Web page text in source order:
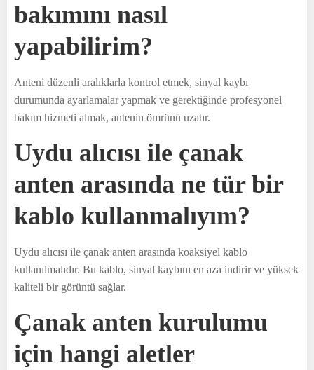
bakımını nasıl
yapabilirim?
Anteni düzenli aralıklarla kontrol etmek, sinyal kaybı
durumunda ayarlamalar yapmak ve gerektiğinde profesyonel
bakım hizmeti almak, antenin ömrünü uzatır.
Uydu alıcısı ile çanak
anten arasında ne tür bir
kablo kullanmalıyım?
Uydu alıcısı ile çanak anten arasında koaksiyel kablo
kullanılmalıdır. Bu kablo, sinyal kaybını en aza indirir ve yüksek
kaliteli bir görüntü sağlar.
Çanak anten kurulumu
için hangi aletler